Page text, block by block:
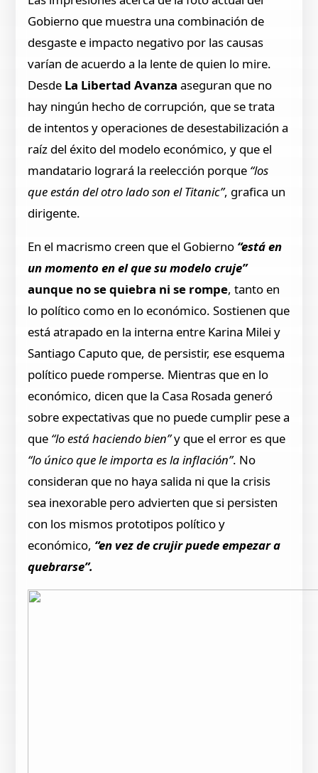
Gobierno que muestra una combinación de
desgaste e impacto negativo por las causas
varían de acuerdo a la lente de quien lo mire.
Desde La Libertad Avanzaaseguran que no
hay ningún hecho de corrupción, que se trata
de intentos y operaciones de desestabilización a
raíz del éxito del modelo económico, y que el
mandatario logrará la reelección porque “los
que están del otro lado son el Titanic”, grafica un
dirigente.
En el macrismo creen que el Gobierno “está en
un momento en el que su modelo cruje”
aunque no se quiebra ni se rompe, tanto en
lo político como en lo económico. Sostienen que
está atrapado en la interna entre Karina Milei y
Santiago Caputo que, de persistir, ese esquema
político puede romperse. Mientras que en lo
económico, dicen que la Casa Rosada generó
sobre expectativas que no puede cumplir pese a
que “lo está haciendo bien”y que el error es que
“lo único que le importa es la inflación”. No
consideran que no haya salida ni que la crisis
sea inexorable pero advierten que si persisten
con los mismos prototipos político y
económico, “en vez de crujir puede empezar a
quebrarse”.